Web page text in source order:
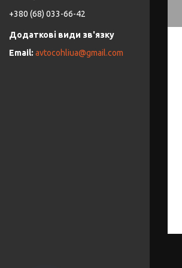
+380 (68) 033-66-42
avtocohliua@gmail.com